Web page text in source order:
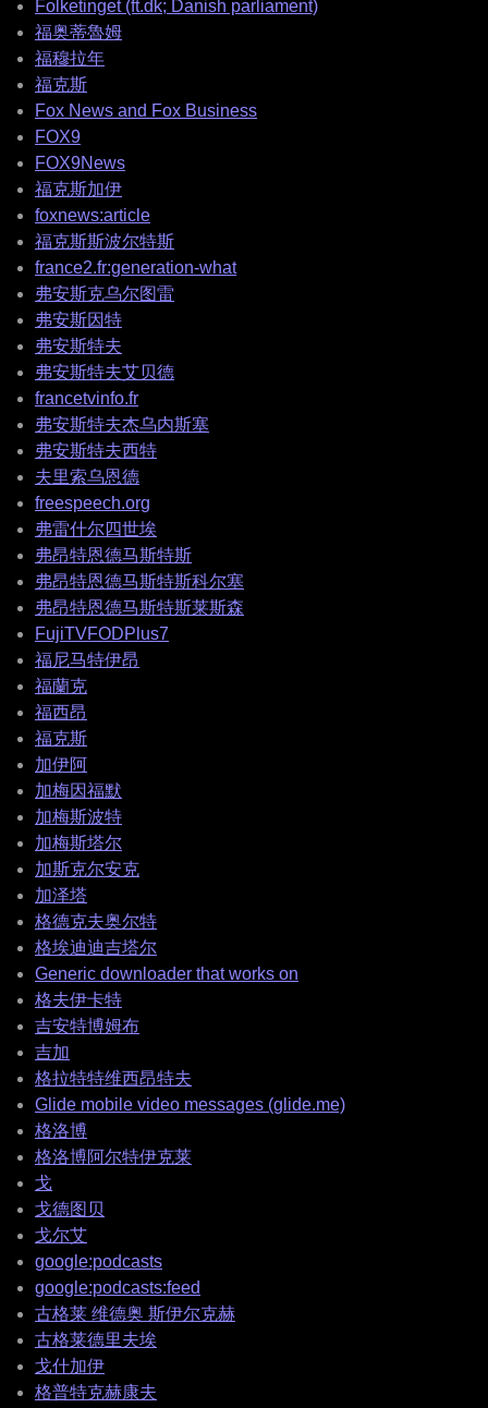
Folketinget (ft.dk; Danish parliament)
福奥蒂魯姆
福穆拉年
福克斯
Fox News and Fox Business
FOX9
FOX9News
福克斯加伊
foxnews:article
福克斯斯波尔特斯
france2.fr:generation-what
弗安斯克乌尔图雷
弗安斯因特
弗安斯特夫
弗安斯特夫艾贝德
francetvinfo.fr
弗安斯特夫杰乌内斯塞
弗安斯特夫西特
夫里索乌恩德
freespeech.org
弗雷什尔四世埃
弗昂特恩德马斯特斯
弗昂特恩德马斯特斯科尔塞
弗昂特恩德马斯特斯莱斯森
FujiTVFODPlus7
福尼马特伊昂
福蘭克
福西昂
福克斯
加伊阿
加梅因福默
加梅斯波特
加梅斯塔尔
加斯克尔安克
加泽塔
格德克夫奥尔特
格埃迪迪吉塔尔
Generic downloader that works on
格夫伊卡特
吉安特博姆布
吉加
格拉特特维西昂特夫
Glide mobile video messages (glide.me)
格洛博
格洛博阿尔特伊克莱
戈
戈德图贝
戈尔艾
google:podcasts
google:podcasts:feed
古格莱 维德奥 斯伊尔克赫
古格莱德里夫埃
戈什加伊
格普特克赫康夫